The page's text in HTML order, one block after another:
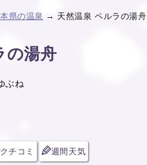
県の温泉 → 天然温泉 ペルラの湯舟
の湯舟
ぶね
クチコミ 週間天気